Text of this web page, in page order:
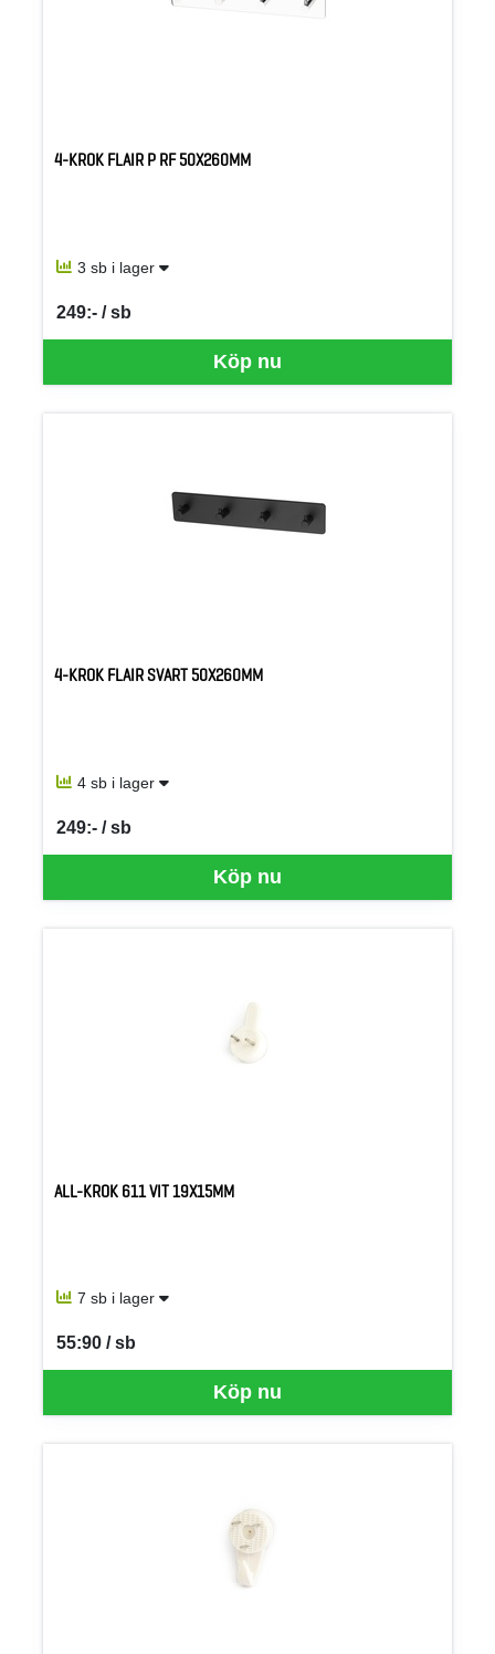
4-KROK FLAIR P RF 50X260MM
3 sb i lager
Köp nu
249:- / sb
SEK per SB
4-KROK FLAIR SVART 50X260MM
4 sb i lager
Köp nu
249:- / sb
SEK per SB
ALL-KROK 611 VIT 19X15MM
7 sb i lager
Köp nu
55:90 / sb
SEK per SB